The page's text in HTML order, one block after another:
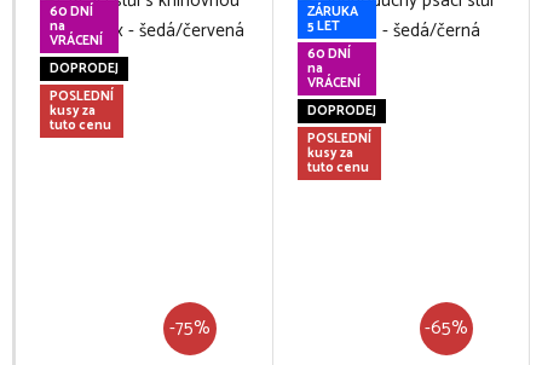
60 DNÍ
na
VRÁCENÍ
DOPRODEJ
POSLEDNÍ
kusy za
tuto cenu
-75%
ZÁRUKA
5 LET
60 DNÍ
na
VRÁCENÍ
DOPRODEJ
POSLEDNÍ
kusy za
tuto cenu
-65%